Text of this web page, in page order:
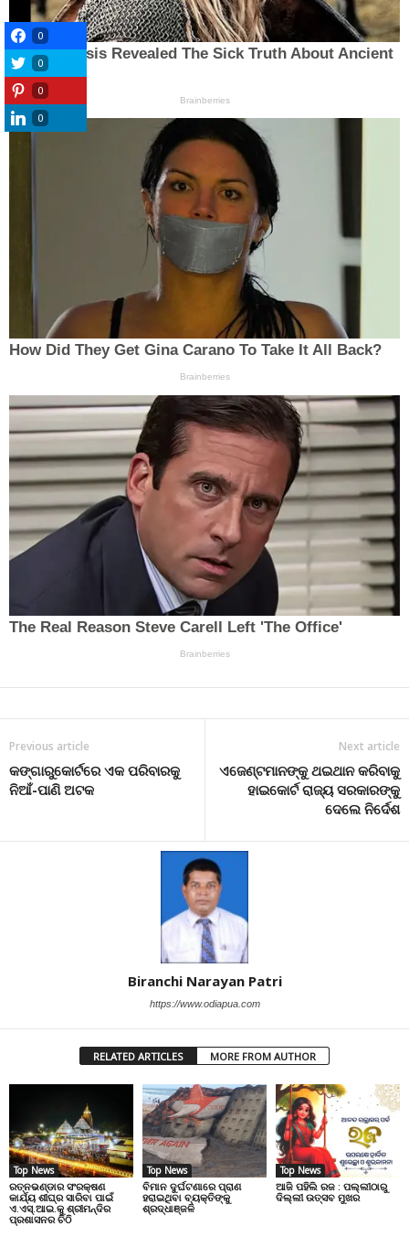
Previous article
କଙ୍ଗାରୁକୋର୍ଟରେ ଏକ ପରିବାରକୁ
ନିଆଁ-ପାଣି ଅଟକ
Next article
ଏଜେଣ୍ଟମାନଙ୍କୁ ଥଇଥାନ କରିବାକୁ
ହାଇକୋର୍ଟ ରାଜ୍ୟ ସରକାରଙ୍କୁ
ଦେଲେ ନିର୍ଦେଶ
Biranchi Narayan Patri
https://www.odiapua.com
RELATED ARTICLES MORE FROM AUTHOR
Top News
ରତ୍ନଭଣ୍ଡାର ସଂରକ୍ଷଣ
କାର୍ଯ୍ୟ ଶୀଘ୍ର ସାରିବା ପାଇଁ
ଏ.ଏସ୍.ଆଇ.କୁ ଶ୍ରୀମନ୍ଦିର
ପ୍ରଶାସନର ଚିଠି
Top News
ବିମାନ ଦୁର୍ଘଟଣାରେ ପ୍ରାଣ
ହରାଇଥିବା ବ୍ୟକ୍ତିଙ୍କୁ
ଶ୍ରଦ୍ଧାଞ୍ଜଳି
Top News
ଆଜି ପହିଲି ରଜ : ପଲ୍ଲୀଠାରୁ
ଦିଲ୍ଲୀ ଉତ୍ସବ ମୁଖର
0
0
0
0